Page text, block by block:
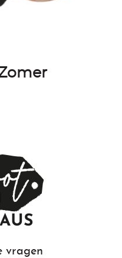
vragen